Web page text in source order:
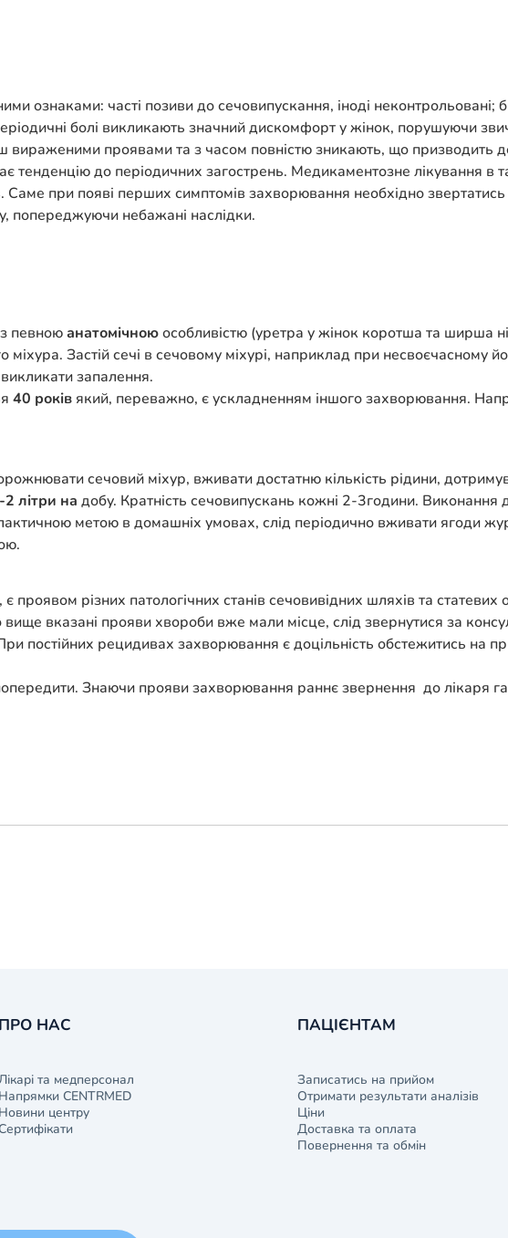
ознаками: часті позиви до сечовипускання, іноді неконтрольовані;
болі викликають значний дискомфорт у жінок, порушуючи
вираженими проявами та з часом повністю зникають, що призводить
тенденцію до періодичних загострень. Медикаментозне лікування в
Саме при появі перших симптомів захворювання необхідно
попереджуючи небажані наслідки.
певноюанатомічноюособливістю (уретра у жінок коротша та ширша
Застій сечі в сечовому міхурі, наприклад при несвоєчасному
запалення.
40 років який, переважно, є ускладненням іншого захворювання.
сечовий міхур, вживати достатню кількість рідини,
літри на добу. Кратність сечовипускань кожні 2-3години.
метою в домашніх умовах, слід періодично вживати ягоди
, є проявом різних патологічних станів сечовивідних шляхів та статевих
вказані прояви хвороби вже мали місце, слід звернутися за
постійних рецидивах захворювання є доцільність обстежитись на
Знаючи прояви захворювання раннє звернення до лікаря
ПРО НАС
та медперсонал
Напрямки CENTRMED
Новини центру
Сертифікати
ПАЦІЄНТАМ
Записатись на прийом
Отримати результати аналізів
Ціни
Доставка та оплата
Повернення та обмін